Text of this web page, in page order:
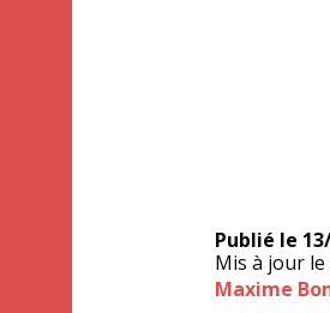
Publié le
Mis à jour le
Maxime